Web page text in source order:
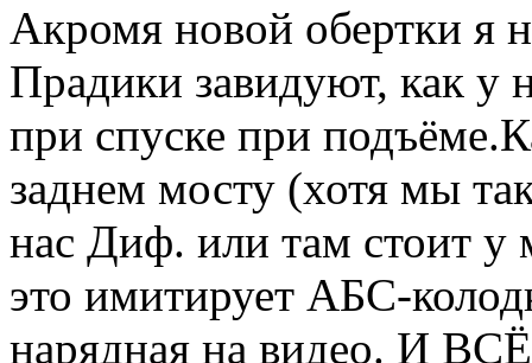
Акромя новой обертки я
Прадики завидуют, как у
при спуске при
заднем мосту (хотя мы
нас Диф. или там стоит у
это имитирует АБС-
нарядная на видео. И